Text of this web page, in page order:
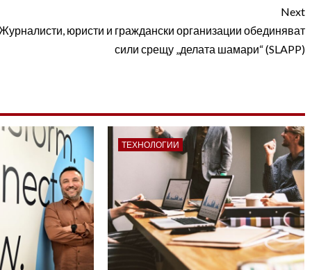
Next
юристи и граждански организации обединяват
сили срещу „делата шамари“ (SLAPP)
ТЕХНОЛОГИИ